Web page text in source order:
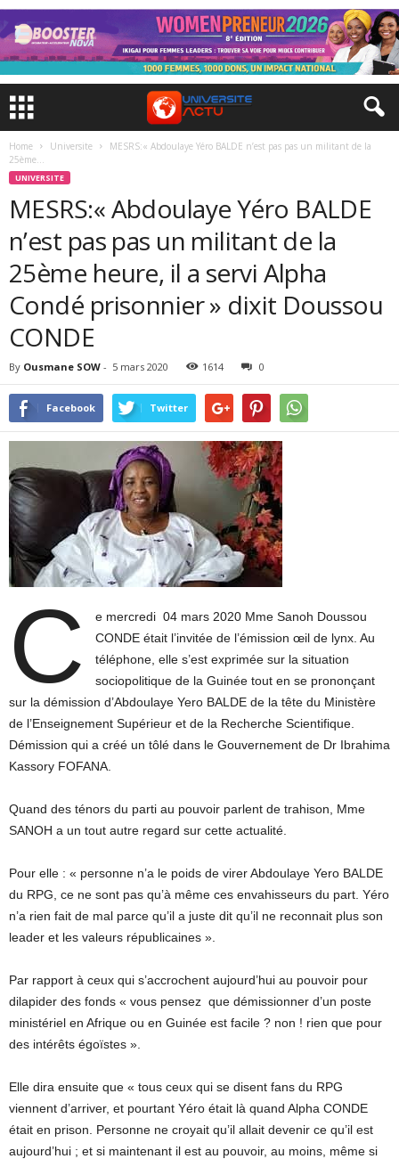
Home Universite
MESRS:« Abdoulaye Yéro BALDE n’est pas pas un militant de la
25ème...
UNIVERSITE
MESRS:« Abdoulaye Yéro BALDE
n’est pas pas un militant de la
25ème heure, il a servi Alpha
Condé prisonnier » dixit Doussou
CONDE
By Ousmane SOW - 5 mars 2020 1614 0
Facebook Twitter
C
e mercredi 04 mars 2020 Mme Sanoh Doussou
CONDE était l’invitée de l’émission œil de lynx. Au
téléphone, elle s’est exprimée sur la situation
sociopolitique de la Guinée tout en se prononçant
sur la démission d’Abdoulaye Yero BALDE de la tête du Ministère
de l’Enseignement Supérieur et de la Recherche Scientifique.
Démission qui a créé un tôlé dans le Gouvernement de Dr Ibrahima
Kassory FOFANA.
Quand des ténors du parti au pouvoir parlent de trahison, Mme
SANOH a un tout autre regard sur cette actualité.
Pour elle : « personne n’a le poids de virer Abdoulaye Yero BALDE
du RPG, ce ne sont pas qu’à même ces envahisseurs du part. Yéro
n’a rien fait de mal parce qu’il a juste dit qu’il ne reconnait plus son
leader et les valeurs républicaines ».
Par rapport à ceux qui s’accrochent aujourd’hui au pouvoir pour
dilapider des fonds « vous pensez que démissionner d’un poste
ministériel en Afrique ou en Guinée est facile ? non ! rien que pour
des intérêts égoïstes ».
Elle dira ensuite que « tous ceux qui se disent fans du RPG
viennent d’arriver, et pourtant Yéro était là quand Alpha CONDE
était en prison. Personne ne croyait qu’il allait devenir ce qu’il est
aujourd’hui ; et si maintenant il est au pouvoir, au moins, même si